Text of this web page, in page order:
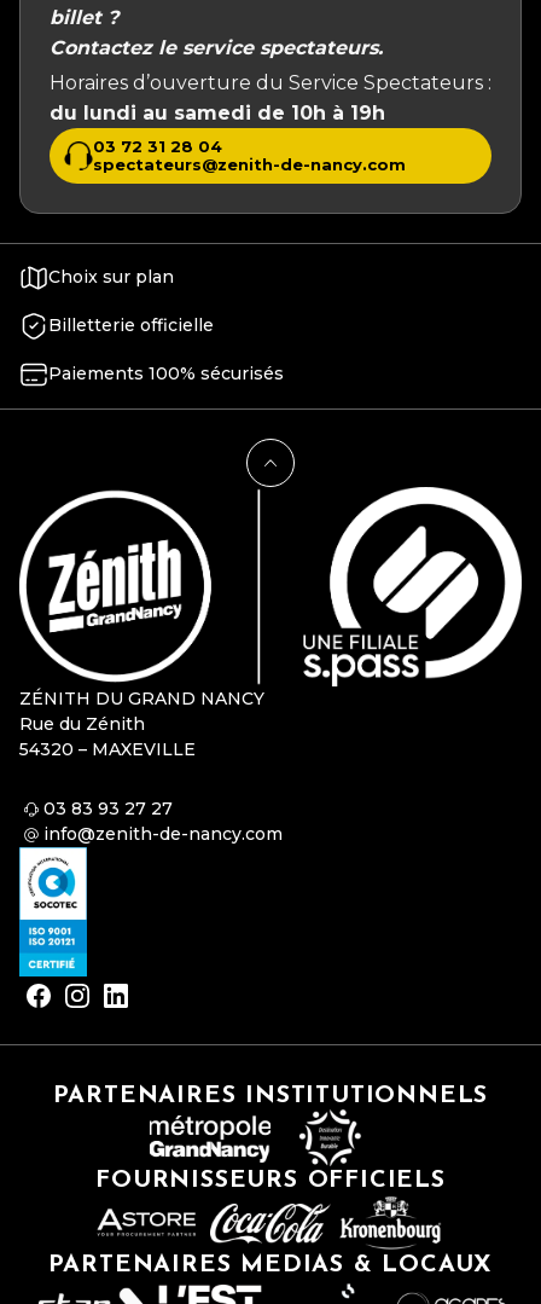
billet ?
Contactez le service spectateurs.
Horaires d’ouverture du Service Spectateurs :
du lundi au samedi de 10h à 19h
03 72 31 28 04
spectateurs@zenith-de-nancy.com
Choix sur plan
Billetterie officielle
Paiements 100% sécurisés
ZÉNITH DU GRAND NANCY
Rue du Zénith
54320 – MAXEVILLE
03 83 93 27 27
info@zenith-de-nancy.com
PARTENAIRES INSTITUTIONNELS
FOURNISSEURS OFFICIELS
PARTENAIRES MEDIAS & LOCAUX